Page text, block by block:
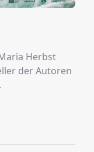
Herbst
der Autoren